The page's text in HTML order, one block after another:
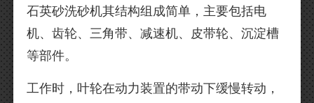
石英砂洗砂机其结构组成简单，主要包括电
机、齿轮、三角带、减速机、皮带轮、沉淀槽
等部件。
工作时，叶轮在动力装置的带动下缓慢转动，